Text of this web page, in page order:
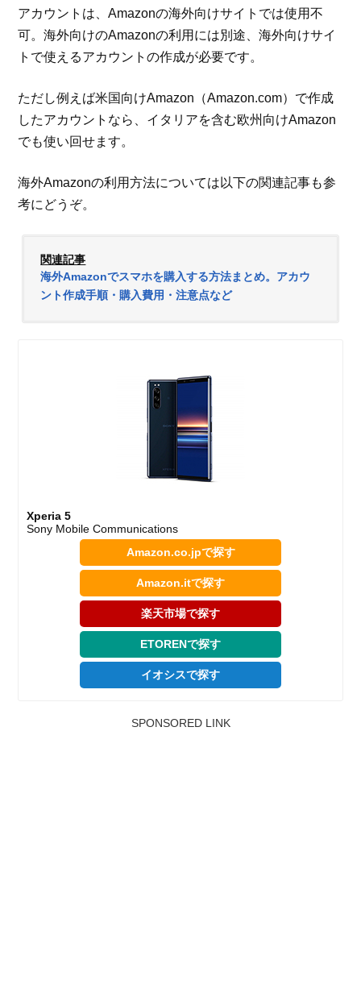
アカウントは、Amazonの海外向けサイトでは使用不
可。海外向けのAmazonの利用には別途、海外向けサイ
トで使えるアカウントの作成が必要です。
ただし例えば米国向けAmazon（Amazon.com）で作成
したアカウントなら、イタリアを含む欧州向けAmazon
でも使い回せます。
海外Amazonの利用方法については以下の関連記事も参
考にどうぞ。
関連記事
海外Amazonでスマホを購入する方法まとめ。アカウ
ント作成手順・購入費用・注意点など
Xperia 5
Sony Mobile Communications
Amazon.co.jpで探す
Amazon.itで探す
楽天市場で探す
ETORENで探す
イオシスで探す
SPONSORED LINK